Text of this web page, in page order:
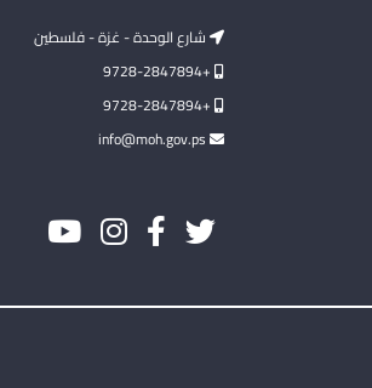
شارع الوحدة - غزة - فلسطين
+9728-2847894
+9728-2847894